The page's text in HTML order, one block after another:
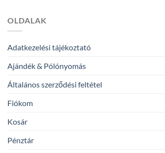
OLDALAK
Adatkezelési tájékoztató
Ajándék & Pólónyomás
Általános szerződési feltétel
Fiókom
Kosár
Pénztár